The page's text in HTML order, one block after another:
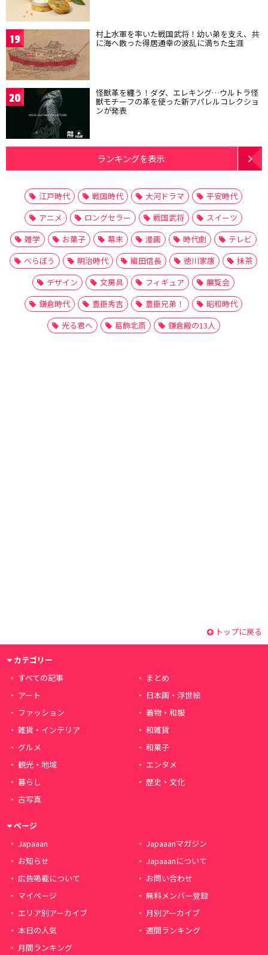
19 村上水軍を率いた戦国武将！幼い弟を支え、共
に海へ散った得居通幸の波乱に満ちた生涯
20 怪獣革を纏う！ダダ、エレキング…ウルトラ怪
獣モチーフの革を使った新アパレルコレクショ
ンが発表
ランキングを表示
江戸時代 戦国時代 大河ドラマ
平安時代
アニメ
ロングセラー 戦国武将
スイーツ
雑学
お菓子 幕末 漫画 時代劇
テレビ
べらぼう
明治時代 織田信長 徳川家康
抹茶
デザイン
文房具 フィギュア
展覧会
鎌倉時代
豊臣秀吉 豊臣兄弟！
昭和時代
光る君へ
葛飾北斎 鎌倉殿の13人
トップに戻る
カテゴリー
すべての記事
まとめ
アート
日本画・浮世絵
ファッション
着物・和服
雑貨・インテリア
和雑貨
グルメ
和菓子
観光・地域
エンタメ
暮らし
歴史・文化
古写真
ページ
Japaaan
Japaaanマガジン
お知らせ
Japaaanについて
広告掲載について
お問い合わせ
マイページ
無料メンバー登録
エリア別アーカイブ
月別アーカイブ
本日の人気
週間ランキング
月間ランキング